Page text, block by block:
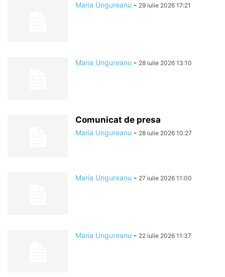
Maria Ungureanu - 29 iulie 2026 17:21
Maria Ungureanu - 28 iulie 2026 13:10
Comunicat de presa
Maria Ungureanu - 28 iulie 2026 10:27
Maria Ungureanu - 27 iulie 2026 11:00
Maria Ungureanu - 22 iulie 2026 11:37